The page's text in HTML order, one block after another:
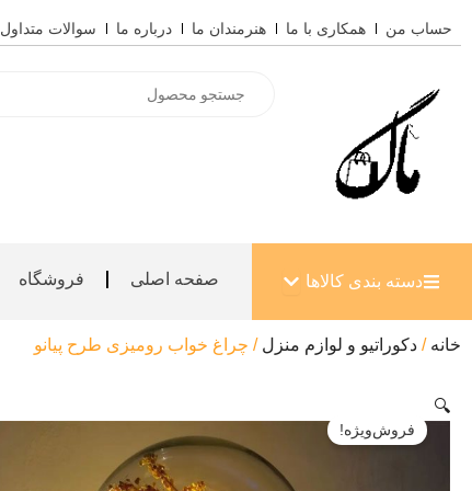
به
حساب من همکاری با ما هنرمندان ما درباره ما سوالات متداول
search
دسته بندی کالاها باز کردن دسته بندی کالاها
صفحه اصلی فروشگاه
خانه / دکوراتیو و لوازم منزل / چراغ خواب رومیزی طرح پیانو
فروش‌ویژه!
🔍